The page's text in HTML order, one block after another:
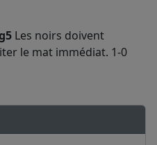
Les noirs doivent
le mat immédiat. 1-0